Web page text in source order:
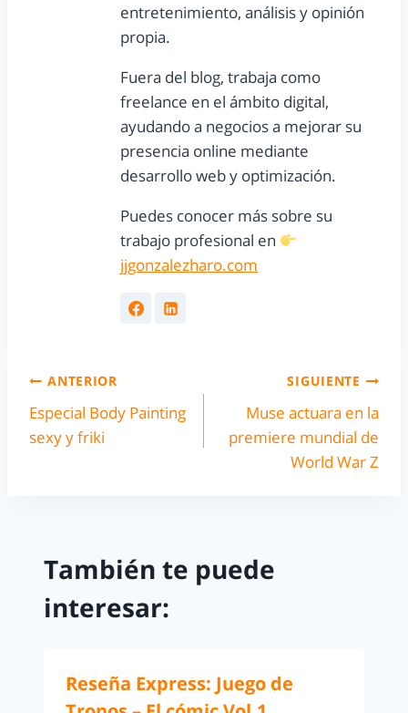
entretenimiento, análisis y opinión
propia.
Fuera del blog, trabaja como
freelance en el ámbito digital,
ayudando a negocios a mejorar su
presencia online mediante
desarrollo web y optimización.
Puedes conocer más sobre su
trabajo profesional en
jjgonzalezharo.com
ANTERIOR
Especial Body Painting
sexy y friki
SIGUIENTE
Muse actuara en la
premiere mundial de
World War Z
También te puede
interesar:
Reseña Express: Juego de